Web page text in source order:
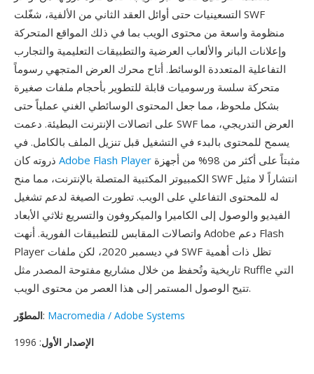
التسعينيات حتى أوائل العقد الثاني من الألفية، شغّلت SWF
منظومة واسعة من محتوى الويب بما في ذلك المواقع المتحركة
وإعلانات البانر والألعاب العرضية والتطبيقات التعليمية والتجارب
التفاعلية المتعددة الوسائط. أتاح محرك العرض المتجهي رسوماً
متحركة سلسة ورسوميات قابلة للتطوير بأحجام ملفات صغيرة
بشكل ملحوظ، مما جعل المحتوى الوسائطي الغني عملياً حتى
على اتصالات الإنترنت البطيئة. دعمت SWF العرض التدريجي، مما
يسمح للمحتوى بالبدء في التشغيل قبل تنزيل الملف بالكامل. في
Adobe Flash Player
الكمبيوتر المكتبية المتصلة بالإنترنت، مما منح SWF انتشاراً لا مثيل
له للمحتوى التفاعلي على الويب. تطورت الصيغة لدعم تشغيل
الفيديو والوصول إلى الكاميرا والميكروفون والتسريع ثلاثي الأبعاد
واتصالات المقابس للتطبيقات الفورية. أنهت Adobe دعم Flash
Player في ديسمبر 2020، لكن ملفات SWF تظل ذات أهمية
تاريخية وتُحفظ من خلال مشاريع مفتوحة المصدر مثل Ruffle التي
تتيح الوصول المستمر إلى هذا العصر من محتوى الويب.
المطوّر: Macromedia / Adobe Systems
الإصدار الأول: 1996